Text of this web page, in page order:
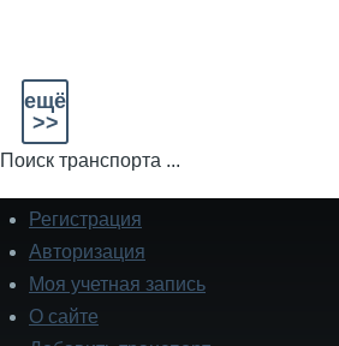
ещё
>>
Поиск транспорта ...
Подвал
Регистрация
Авторизация
Моя учетная запись
О сайте